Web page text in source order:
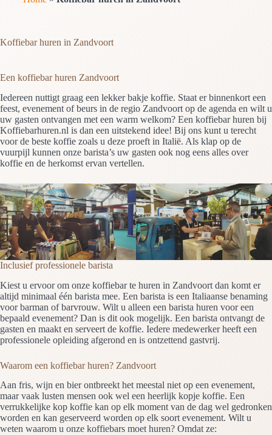
Koffiebar huren in Zandvoort
Een koffiebar huren Zandvoort
Iedereen nuttigt graag een lekker bakje koffie. Staat er binnenkort een
feest, evenement of beurs in de regio Zandvoort op de agenda en wilt u
uw gasten ontvangen met een warm welkom? Een koffiebar huren bij
Koffiebarhuren.nl is dan een uitstekend idee! Bij ons kunt u terecht
voor de beste koffie zoals u deze proeft in Italië. Als klap op de
vuurpijl kunnen onze barista’s uw gasten ook nog eens alles over
koffie en de herkomst ervan vertellen.
Inclusief professionele barista
Kiest u ervoor om onze koffiebar te huren in Zandvoort dan komt er
altijd minimaal één barista mee. Een barista is een Italiaanse benaming
voor barman of barvrouw. Wilt u alleen een barista huren voor een
bepaald evenement? Dan is dit ook mogelijk. Een barista ontvangt de
gasten en maakt en serveert de koffie. Iedere medewerker heeft een
professionele opleiding afgerond en is ontzettend gastvrij.
Waarom een koffiebar huren? Zandvoort
Aan fris, wijn en bier ontbreekt het meestal niet op een evenement,
maar vaak lusten mensen ook wel een heerlijk kopje koffie. Een
verrukkelijke kop koffie kan op elk moment van de dag wel gedronken
worden en kan geserveerd worden op elk soort evenement. Wilt u
weten waarom u onze koffiebars moet huren? Omdat ze: